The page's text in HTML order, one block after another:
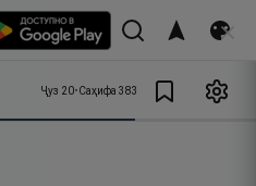
Ҷуз 20•Саҳифа 383